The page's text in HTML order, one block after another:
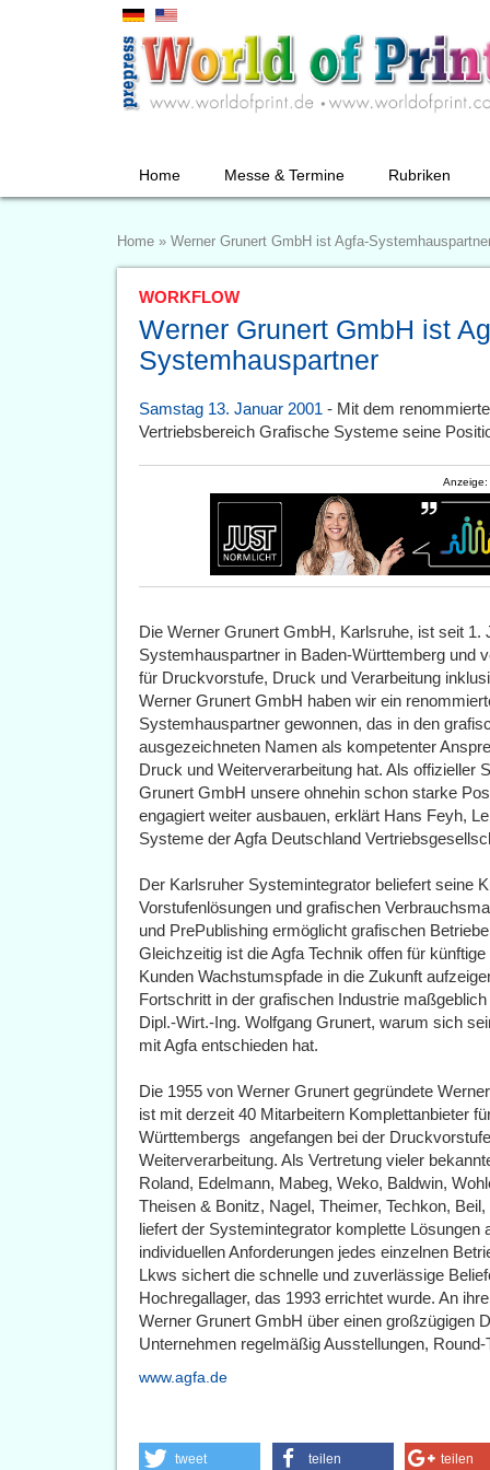
Home Messe & Termine Rubriken
Home » Werner Grunert GmbH ist Agfa-
WORKFLOW
Werner Grunert GmbH ist
Systemhauspartner
Samstag 13. Januar 2001 - Mit dem
Vertriebsbereich Grafische Systeme seine
Anzeige:
Die Werner Grunert GmbH, Karlsruhe, ist seit 1.
Systemhauspartner in Baden-Württemberg und
für Druckvorstufe, Druck und Verarbeitung
Werner Grunert GmbH haben wir ein
Systemhauspartner gewonnen, das in den
ausgezeichneten Namen als kompetenter
Druck und Weiterverarbeitung hat. Als offizieller
Grunert GmbH unsere ohnehin schon starke
engagiert weiter ausbauen, erklärt Hans Feyh,
Systeme der Agfa Deutschland
Der Karlsruher Systemintegrator beliefert seine
Vorstufenlösungen und grafischen
und PrePublishing ermöglicht grafischen
Gleichzeitig ist die Agfa Technik offen für
Kunden Wachstumspfade in die Zukunft
Fortschritt in der grafischen Industrie
Dipl.-Wirt.-Ing. Wolfgang Grunert, warum sich
mit Agfa entschieden hat.
Die 1955 von Werner Grunert gegründete
ist mit derzeit 40 Mitarbeitern Komplettanbieter
Württembergs  angefangen bei der
Weiterverarbeitung. Als Vertretung vieler
Roland, Edelmann, Mabeg, Weko, Baldwin,
Theisen & Bonitz, Nagel, Theimer, Techkon,
liefert der Systemintegrator komplette Lösungen
individuellen Anforderungen jedes einzelnen
Lkws sichert die schnelle und zuverlässige
Hochregallager, das 1993 errichtet wurde. An
Werner Grunert GmbH über einen großzügigen
Unternehmen regelmäßig Ausstellungen,
www.agfa.de
tweet teilen teilen